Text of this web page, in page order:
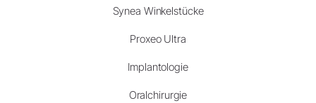
Synea Winkelstücke
Proxeo Ultra
Implantologie
Oralchirurgie